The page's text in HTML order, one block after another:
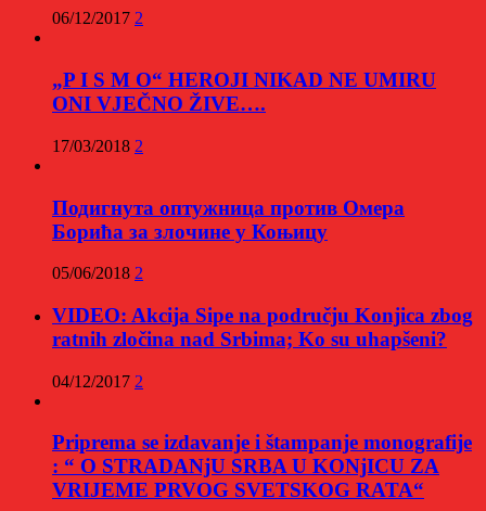
06/12/2017 2
„P I S M O“ HEROJI NIKAD NE UMIRU
ONI VJEČNO ŽIVE….
17/03/2018 2
Подигнута оптужница против Омера
Борића за злочине у Коњицу
05/06/2018 2
VIDEO: Akcija Sipe na području Konjica zbog
ratnih zločina nad Srbima; Ko su uhapšeni?
04/12/2017 2
Priprema se izdavanje i štampanje monografije
: “ O STRADANjU SRBA U KONjICU ZA
VRIJEME PRVOG SVETSKOG RATA“